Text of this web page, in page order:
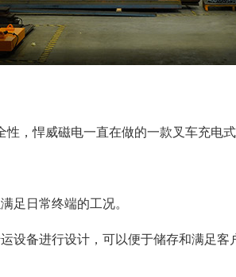
，悍威磁电一直在做的一款叉车充电
足日常终端的工况。
设备进行设计，可以便于储存和满足